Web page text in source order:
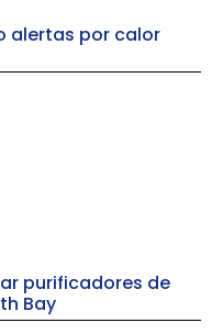
alertas por calor
purificadores de
Bay